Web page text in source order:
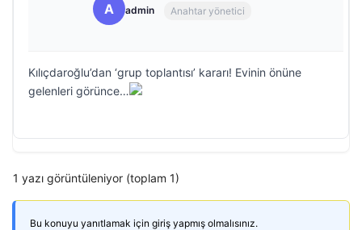
A admin Anahtar yönetici
Kılıçdaroğlu’dan ‘grup toplantısı’ kararı! Evinin önüne
gelenleri görünce…
1 yazı görüntüleniyor (toplam 1)
Bu konuyu yanıtlamak için giriş yapmış olmalısınız.